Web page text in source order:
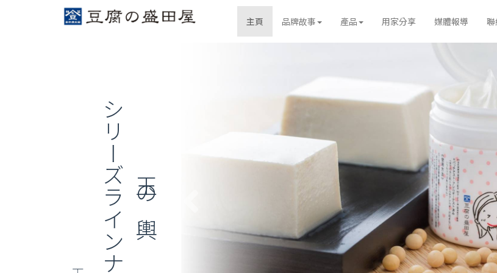
主頁 (current)
品牌故事 產品 用家分享 媒體報導
玉の輿
シリーズラインナップ